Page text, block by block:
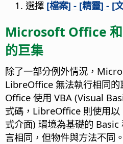
選擇 [檔案] - [精靈] - [
Microsoft Office
的巨集
除了一部分例外情況，
LibreOffice 無法執行相同
Office 使用 VBA (Visual
式碼，LibreOffice 則使用
式介面) 環境為基礎的
言相同，但物件與方法不同。